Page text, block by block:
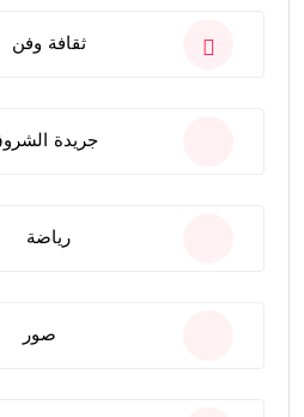
ثقافة وفن
جريدة
رياضة
صور